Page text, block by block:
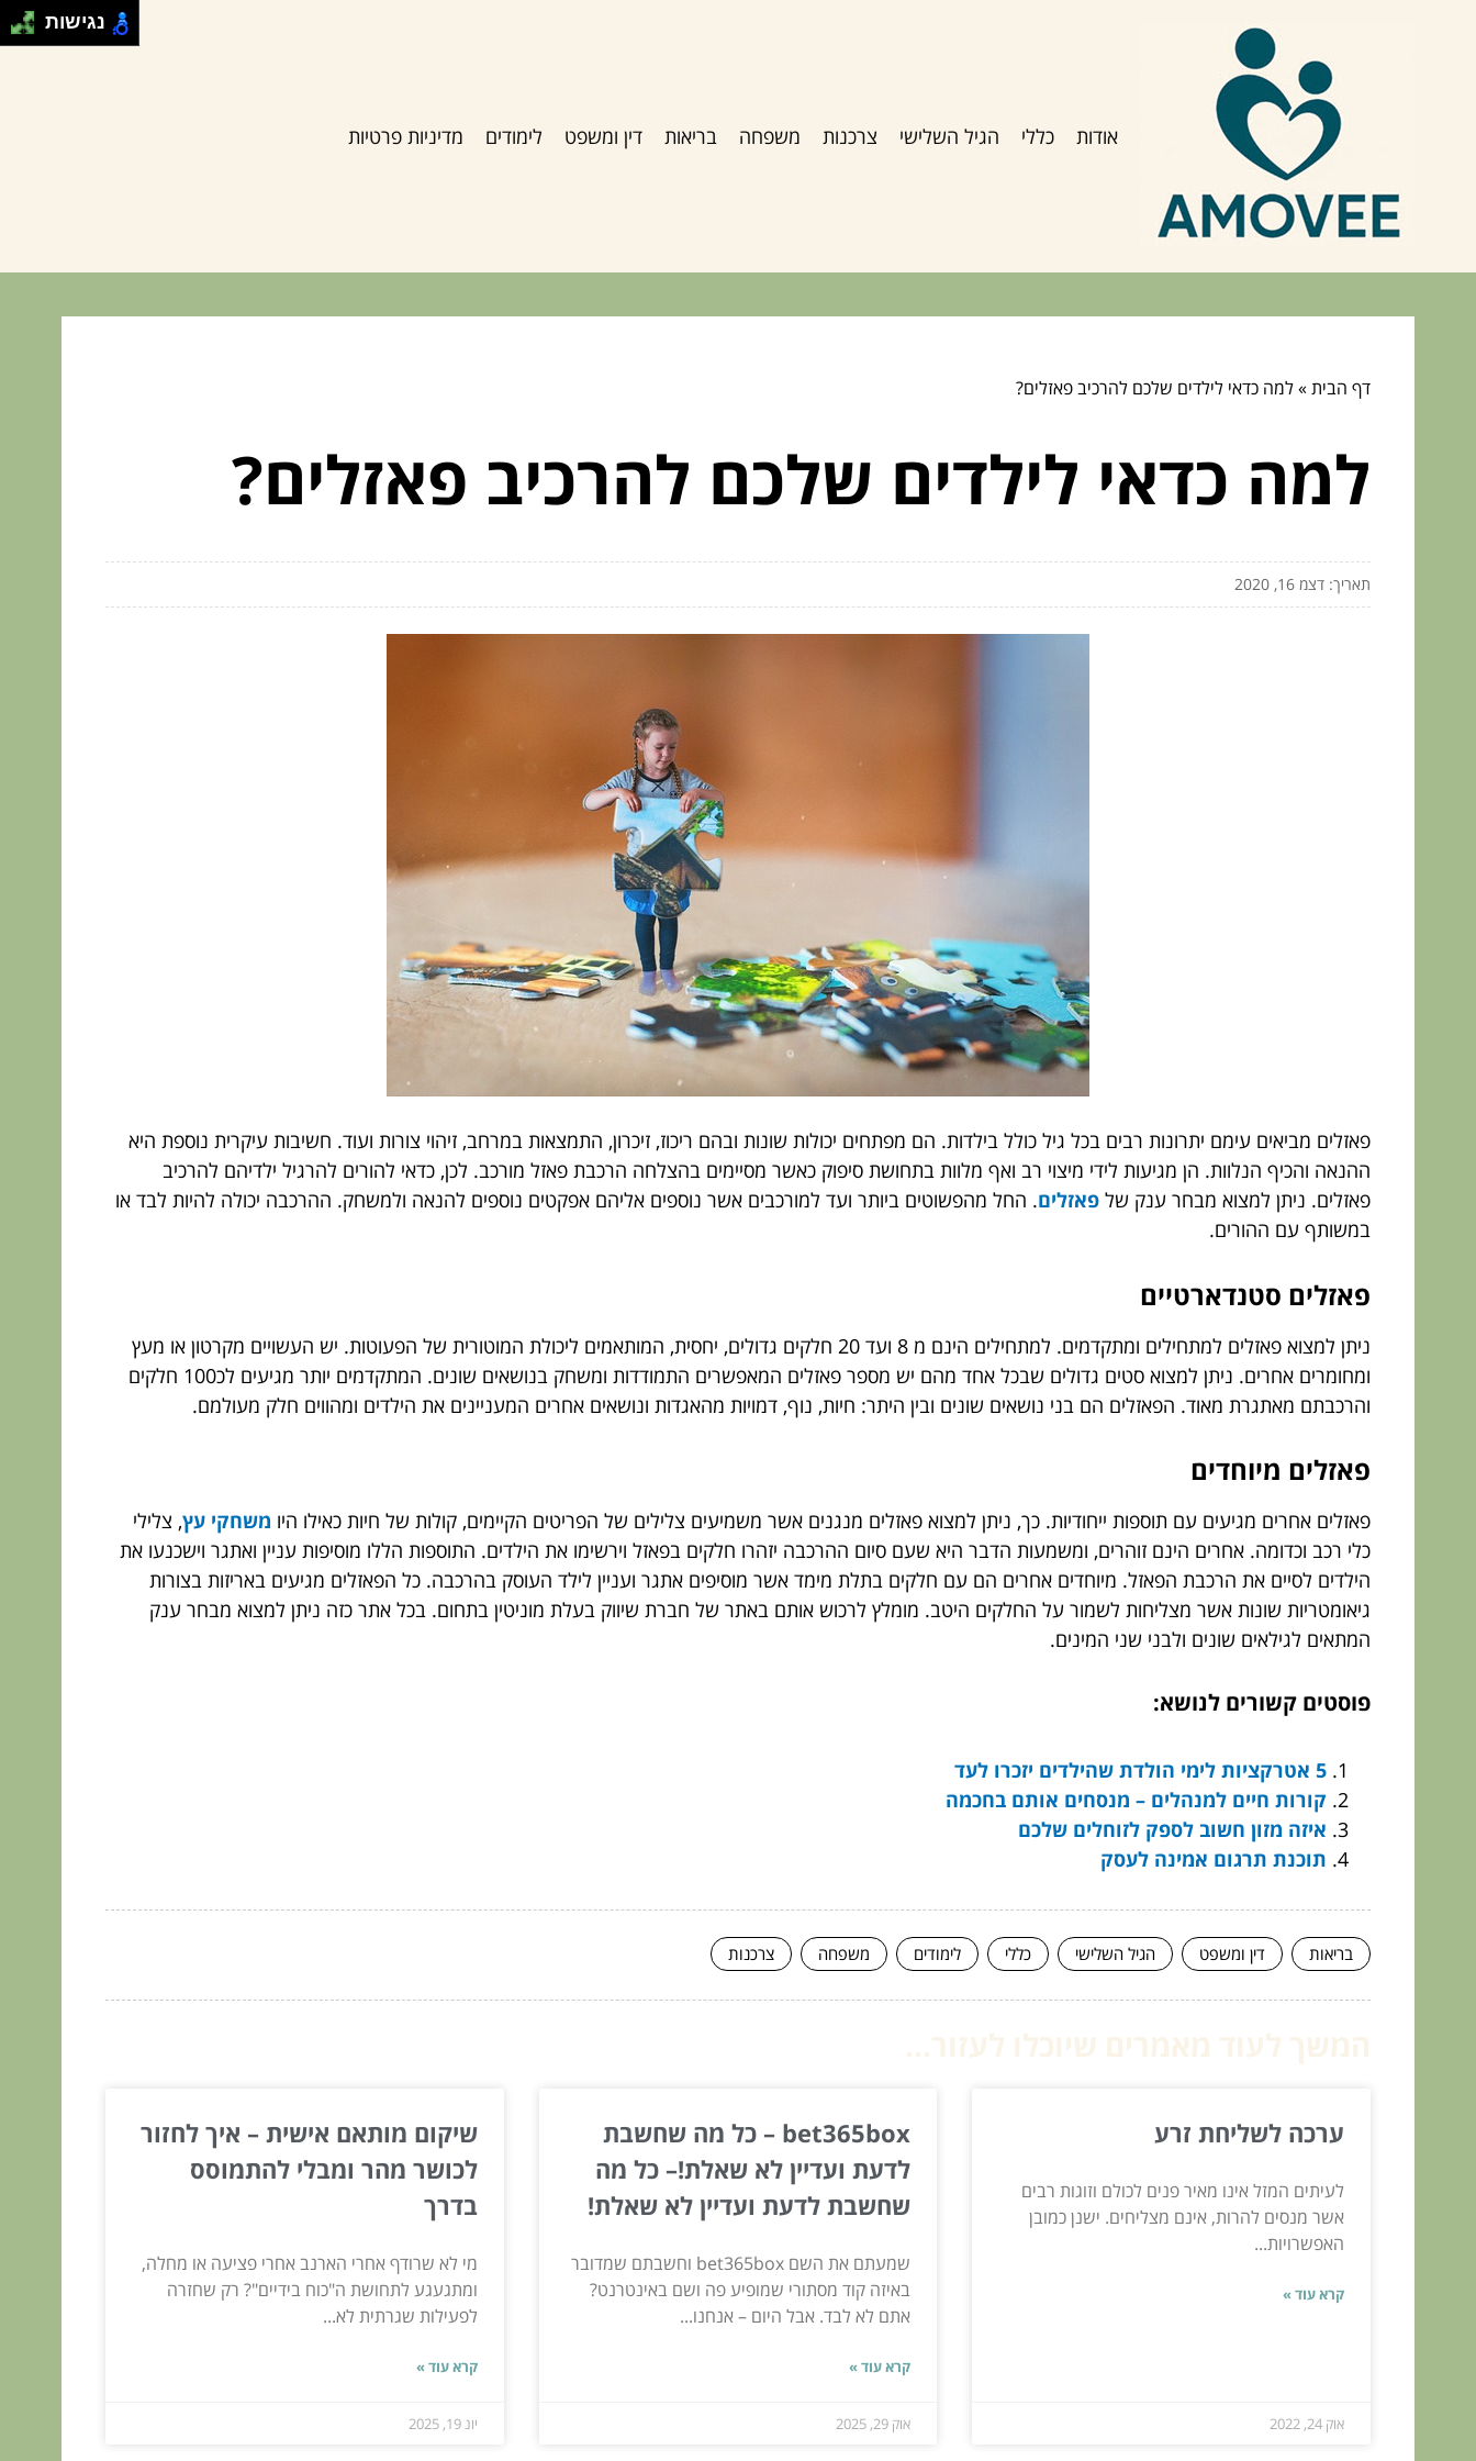
אודות כללי הגיל השלישי צרכנות משפחה בריאות דין ומשפט לימודים מדיניות פרטיות
דף הבית»למה כדאי לילדים שלכם להרכיב פאזלים?
למה כדאי לילדים שלכם להרכיב פאזלים?
תאריך: דצמ 16, 2020
פאזלים מביאים עימם יתרונות רבים בכל גיל כולל בילדות. הם מפתחים יכולות שונות ובהם ריכוז, זיכרון, התמצאות במרחב, זיהוי צורות ועוד. חשיבות עיקרית נוספת היא
ההנאה והכיף הנלוות. הן מגיעות לידי מיצוי רב ואף מלוות בתחושת סיפוק כאשר מסיימים בהצלחה הרכבת פאזל מורכב. לכן, כדאי להורים להרגיל ילדיהם להרכיב
פאזלים. ניתן למצוא מבחר ענק של פאזלים. החל מהפשוטים ביותר ועד למורכבים אשר נוספים אליהם אפקטים נוספים להנאה ולמשחק. ההרכבה יכולה להיות לבד או
במשותף עם ההורים.
פאזלים סטנדארטיים
ניתן למצוא פאזלים למתחילים ומתקדמים. למתחילים הינם מ 8 ועד 20 חלקים גדולים, יחסית, המותאמים ליכולת המוטורית של הפעוטות. יש העשויים מקרטון או מעץ
ומחומרים אחרים. ניתן למצוא סטים גדולים שבכל אחד מהם יש מספר פאזלים המאפשרים התמודדות ומשחק בנושאים שונים. המתקדמים יותר מגיעים לכ100 חלקים
והרכבתם מאתגרת מאוד. הפאזלים הם בני נושאים שונים ובין היתר: חיות, נוף, דמויות מהאגדות ונושאים אחרים המעניינים את הילדים ומהווים חלק מעולמם.
פאזלים מיוחדים
פאזלים אחרים מגיעים עם תוספות ייחודיות. כך, ניתן למצוא פאזלים מנגנים אשר משמיעים צלילים של הפריטים הקיימים, קולות של חיות כאילו היו משחקי עץ, צלילי
כלי רכב וכדומה. אחרים הינם זוהרים, ומשמעות הדבר היא שעם סיום ההרכבה יזהרו חלקים בפאזל וירשימו את הילדים. התוספות הללו מוסיפות עניין ואתגר וישכנעו את
הילדים לסיים את הרכבת הפאזל. מיוחדים אחרים הם עם חלקים בתלת מימד אשר מוסיפים אתגר ועניין לילד העוסק בהרכבה. כל הפאזלים מגיעים באריזות בצורות
גיאומטריות שונות אשר מצליחות לשמור על החלקים היטב. מומלץ לרכוש אותם באתר של חברת שיווק בעלת מוניטין בתחום. בכל אתר כזה ניתן למצוא מבחר ענק
המתאים לגילאים שונים ולבני שני המינים.
פוסטים קשורים לנושא:
5 אטרקציות לימי הולדת שהילדים יזכרו לעד
קורות חיים למנהלים – מנסחים אותם בחכמה
איזה מזון חשוב לספק לזוחלים שלכם
תוכנת תרגום אמינה לעסק
בריאות דין ומשפט הגיל השלישי כללי לימודים משפחה צרכנות
ערכה לשליחת זרע
לעיתים המזל אינו מאיר פנים לכולם וזוגות רבים
אשר מנסים להרות, אינם מצליחים. ישנן כמובן
האפשרויות...
קרא עוד »
אוק 24, 2022
bet365box – כל מה שחשבת
לדעת ועדיין לא שאלת!– כל מה
שחשבת לדעת ועדיין לא שאלת!
שמעתם את השם bet365box וחשבתם שמדובר
באיזה קוד מסתורי שמופיע פה ושם באינטרנט?
אתם לא לבד. אבל היום – אנחנו...
קרא עוד »
אוק 29, 2025
שיקום מותאם אישית – איך לחזור
לכושר מהר ומבלי להתמוסס
בדרך
מי לא שרודף אחרי הארנב אחרי פציעה או מחלה,
ומתגעגע לתחושת ה"כוח בידיים"? רק שחזרה
לפעילות שגרתית לא...
קרא עוד »
יונ 19, 2025
נגישות